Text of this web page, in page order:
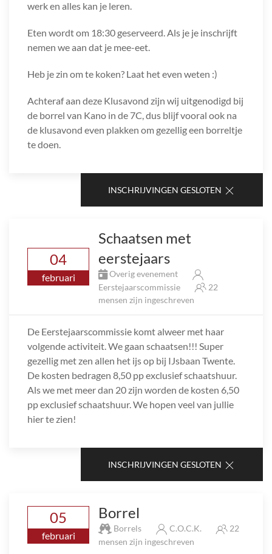
werk en alles kan je leren.
Eten wordt om 18:30 geserveerd. Als je je inschrijft
nemen we aan dat je mee-eet.
Heb je zin om te koken? Laat het even weten :)
Achteraf aan deze Klusavond zijn wij uitgenodigd bij
de borrel van Kano in de 7C, dus blijf vooral ook na
de klusavond even plakken om gezellig een borreltje
te doen.
INSCHRIJVINGEN GESLOTEN
04
februari
Schaatsen met
eerstejaars
Overig evenement
Eerstejaarscommissie
22
mensen zijn ingeschreven
De Eerstejaarscommissie komt alweer met haar
volgende activiteit. We gaan schaatsen!!! Super
gezellig met zen allen het ijs op bij IJsbaan Twente.
De kosten bedragen 8,50 pp exclusief schaatshuur.
Als we met meer dan 20 zijn worden de kosten 6,50
pp exclusief schaatshuur. We hopen veel van jullie
hier te zien!
INSCHRIJVINGEN GESLOTEN
05
februari
Borrel
Borrels C.O.C.K.
22
mensen zijn ingeschreven